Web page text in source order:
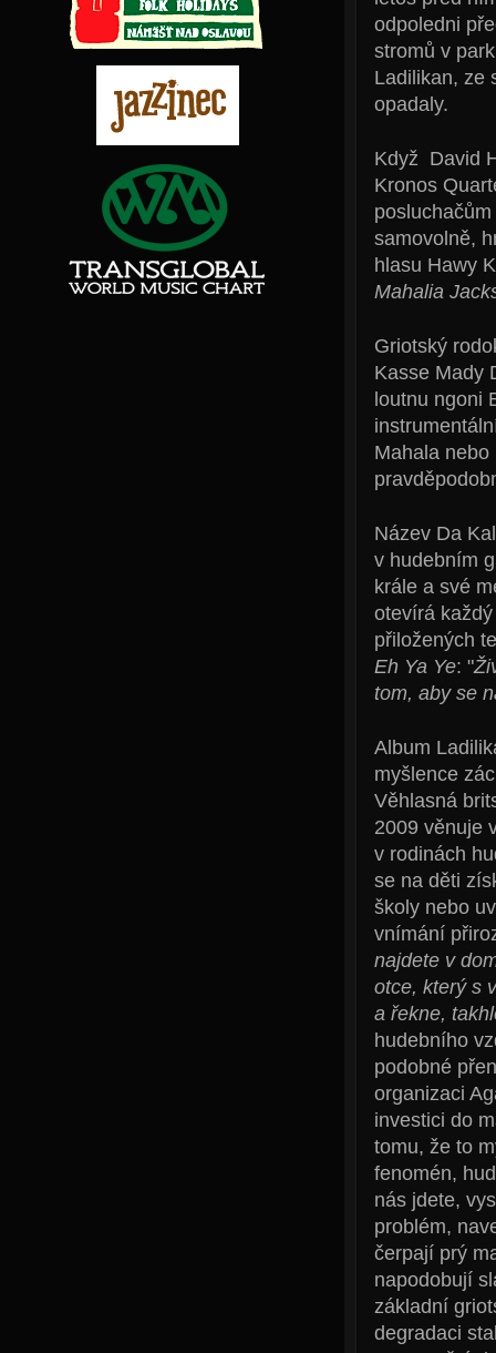
odpoledni
stromů v
Ladilikan, ze
opadaly.
Když David
Kronos
samovolně,
hlasu Hawy
Mahalia
Griotský
Kasse Mady
loutnu ngoni
Mahala
Název Da
v hudebním
krále a své
otevírá
přiložených
Eh Ya Ye: "
tom, aby se
Album
myšlence
Věhlasná
2009 věnuje
v rodinách
se na děti
školy nebo
vnímání
najdete v
otce, který s
a řekne,
hudebního
podobné
organizaci
investici do
tomu, že to
fenomén,
nás jdete,
problém,
čerpají prý
napodobují
základní
degradaci